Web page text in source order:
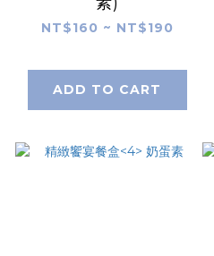
NT$160 ~ NT$190
ADD TO CART